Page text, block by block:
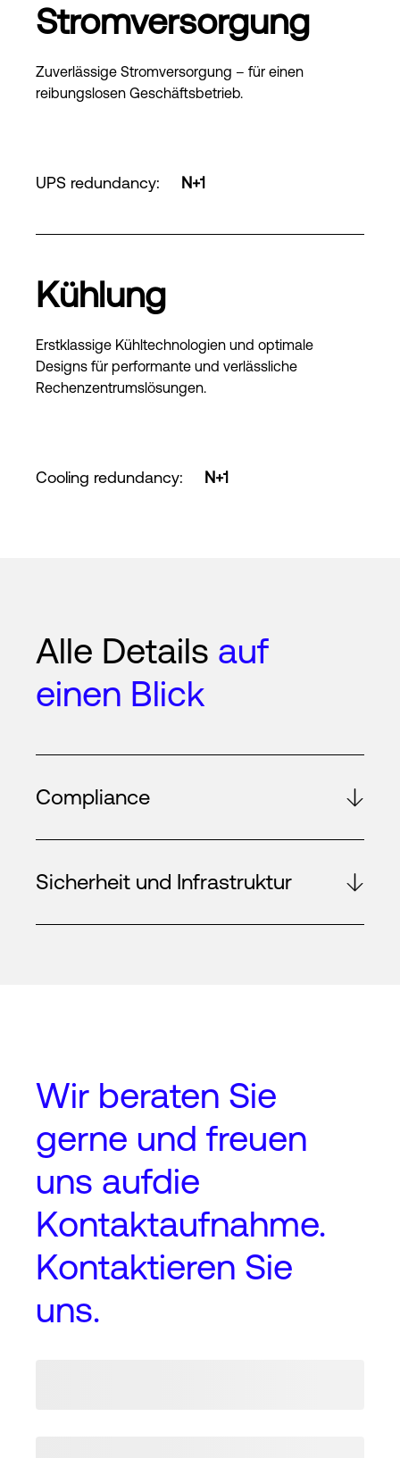
Stromversorgung
Zuverlässige Stromversorgung – für einen
reibungslosen Geschäftsbetrieb.
UPS redundancy: N+1
Kühlung
Erstklassige Kühltechnologien und optimale
Designs für performante und verlässliche
Rechenzentrumslösungen.
Cooling redundancy: N+1
Alle Details auf
einen Blick
Compliance
Sicherheit und Infrastruktur
Wir beraten Sie
gerne und freuen
uns aufdie
Kontaktaufnahme.
Kontaktieren Sie
uns.